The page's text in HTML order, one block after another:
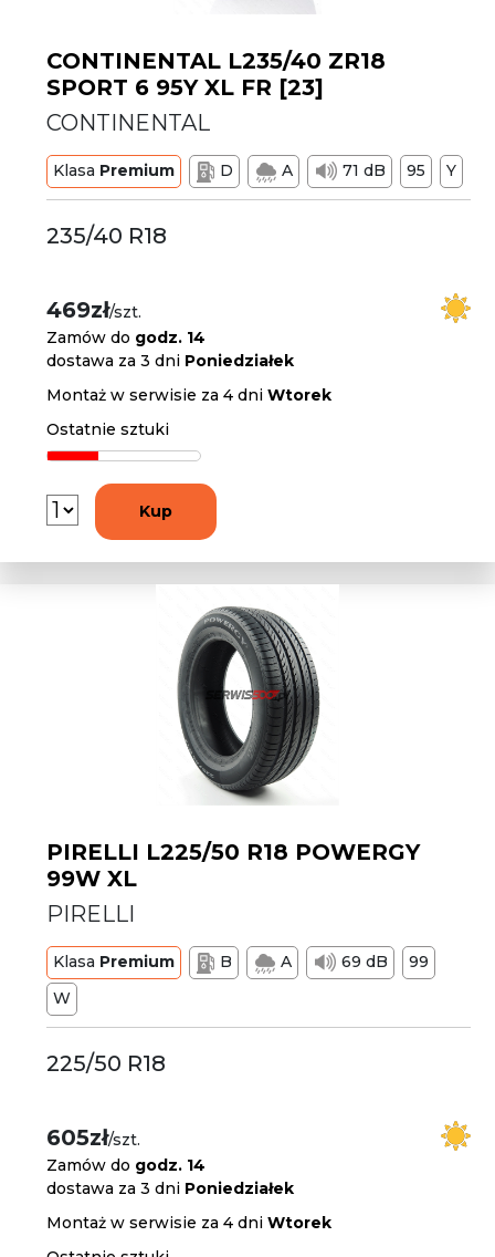
CONTINENTAL L235/40 ZR18
SPORT 6 95Y XL FR [23]
CONTINENTAL
Klasa Premium D A 71 dB 95 Y
235/40 R18
469zł/szt.
Zamów do godz. 14
dostawa za 3 dni Poniedziałek
Montaż w serwisie za 4 dniWtorek
Ostatnie sztuki
Kup
PIRELLI L225/50 R18 POWERGY
99W XL
PIRELLI
Klasa Premium B A 69 dB
99
W
225/50 R18
605zł/szt.
Zamów do godz. 14
dostawa za 3 dni Poniedziałek
Montaż w serwisie za 4 dniWtorek